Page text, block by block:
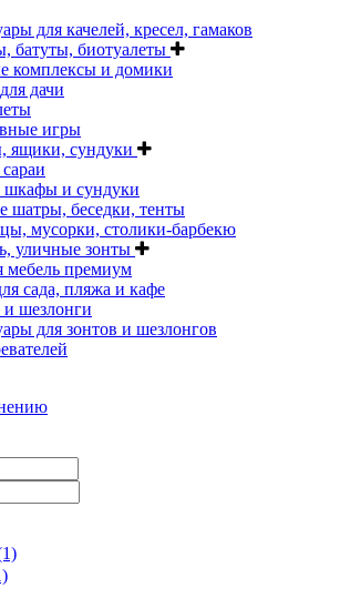
для качелей, кресел, гамаков
батуты, биотуалеты
комплексы и домики
дачи
игры
ящики, сундуки
и сундуки
шатры, беседки, тенты
мусорки, столики-барбекю
уличные зонты
мебель премиум
сада, пляжа и кафе
шезлонги
для зонтов и шезлонгов